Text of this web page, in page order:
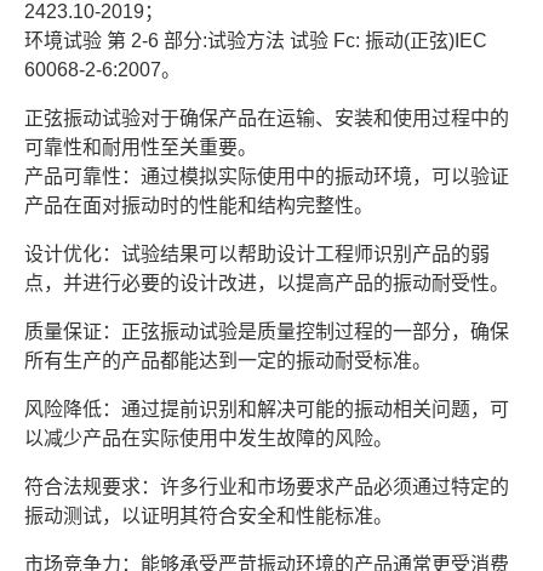
2423.10-2019；
环境试验 第 2-6 部分:试验方法 试验 Fc: 振动(正弦)IEC
60068-2-6:2007。
正弦振动试验对于确保产品在运输、安装和使用过程中的
可靠性和耐用性至关重要。
产品可靠性：通过模拟实际使用中的振动环境，可以验证
产品在面对振动时的性能和结构完整性。
设计优化：试验结果可以帮助设计工程师识别产品的弱
点，并进行必要的设计改进，以提高产品的振动耐受性。
质量保证：正弦振动试验是质量控制过程的一部分，确保
所有生产的产品都能达到一定的振动耐受标准。
风险降低：通过提前识别和解决可能的振动相关问题，可
以减少产品在实际使用中发生故障的风险。
符合法规要求：许多行业和市场要求产品必须通过特定的
振动测试，以证明其符合安全和性能标准。
市场竞争力：能够承受严苛振动环境的产品通常更受消费